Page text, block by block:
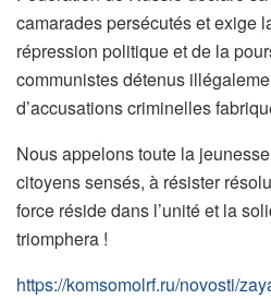
camarades persécutés et exige
répression politique et de la
communistes détenus
d’accusations criminelles
Nous appelons toute la
citoyens sensés, à résister
force réside dans l’unité et la
triomphera !
https://komsomolrf.ru/novosti/